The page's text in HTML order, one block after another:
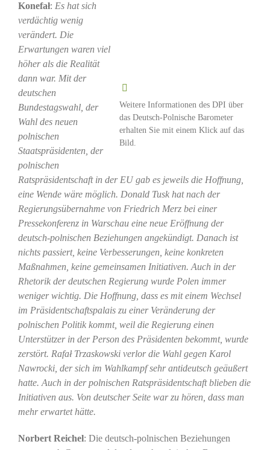
Weitere Informationen des DPI über
das Deutsch-Polnische Barometer
erhalten Sie mit einem Klick auf das
Bild.
Konefał: Es hat sich
verdächtig wenig
verändert. Die
Erwartungen waren viel
höher als die Realität
dann war. Mit der
deutschen
Bundestagswahl, der
Wahl des neuen
polnischen
Staatspräsidenten, der
polnischen
Ratspräsidentschaft in der EU gab es jeweils die Hoffnung,
eine Wende wäre möglich. Donald Tusk hat nach der
Regierungsübernahme von Friedrich Merz bei einer
Pressekonferenz in Warschau eine neue Eröffnung der
deutsch-polnischen Beziehungen angekündigt. Danach ist
nichts passiert, keine Verbesserungen, keine konkreten
Maßnahmen, keine gemeinsamen Initiativen. Auch in der
Rhetorik der deutschen Regierung wurde Polen immer
weniger wichtig. Die Hoffnung, dass es mit einem Wechsel
im Präsidentschaftspalais zu einer Veränderung der
polnischen Politik kommt, weil die Regierung einen
Unterstützer in der Person des Präsidenten bekommt, wurde
zerstört. Rafał Trzaskowski verlor die Wahl gegen Karol
Nawrocki, der sich im Wahlkampf sehr antideutsch geäußert
hatte. Auch in der polnischen Ratspräsidentschaft blieben die
Initiativen aus. Von deutscher Seite war zu hören, dass man
mehr erwartet hätte.
Norbert Reichel: Die deutsch-polnischen Beziehungen